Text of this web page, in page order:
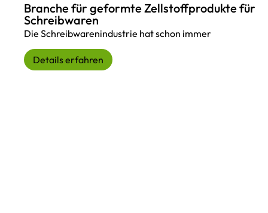
Branche für geformte Zellstoffprodukte für
Schreibwaren
Die Schreibwarenindustrie hat schon immer
Details erfahren